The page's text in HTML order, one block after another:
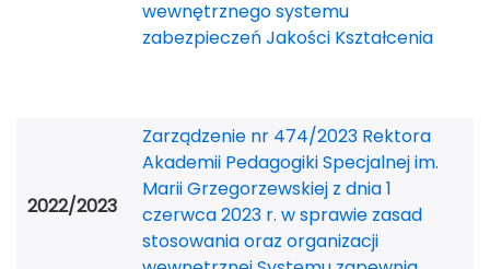
wewnętrznego systemu
zabezpieczeń Jakości Kształcenia
2022/2023
Zarządzenie nr 474/2023 Rektora
Akademii Pedagogiki Specjalnej im.
Marii Grzegorzewskiej z dnia 1
czerwca 2023 r. w sprawie zasad
stosowania oraz organizacji